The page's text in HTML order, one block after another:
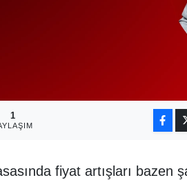
1
fiyat artışları bazen